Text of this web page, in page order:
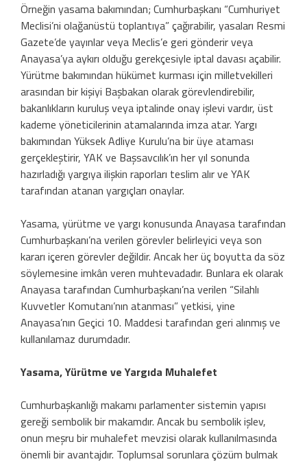
Örneğin yasama bakımından; Cumhurbaşkanı “Cumhuriyet
Meclisi’ni olağanüstü toplantıya” çağırabilir, yasaları Resmi
Gazete’de yayınlar veya Meclis’e geri gönderir veya
Anayasa’ya aykırı olduğu gerekçesiyle iptal davası açabilir.
Yürütme bakımından hükümet kurması için milletvekilleri
arasından bir kişiyi Başbakan olarak görevlendirebilir,
bakanlıkların kuruluş veya iptalinde onay işlevi vardır, üst
kademe yöneticilerinin atamalarında imza atar. Yargı
bakımından Yüksek Adliye Kurulu’na bir üye ataması
gerçekleştirir, YAK ve Başsavcılık’ın her yıl sonunda
hazırladığı yargıya ilişkin raporları teslim alır ve YAK
tarafından atanan yargıçları onaylar.
Yasama, yürütme ve yargı konusunda Anayasa tarafından
Cumhurbaşkanı’na verilen görevler belirleyici veya son
kararı içeren görevler değildir. Ancak her üç boyutta da söz
söylemesine imkân veren muhtevadadır. Bunlara ek olarak
Anayasa tarafından Cumhurbaşkanı’na verilen “Silahlı
Kuvvetler Komutanı’nın atanması” yetkisi, yine
Anayasa’nın Geçici 10. Maddesi tarafından geri alınmış ve
kullanılamaz durumdadır.
Yasama, Yürütme ve Yargıda Muhalefet
Cumhurbaşkanlığı makamı parlamenter sistemin yapısı
gereği sembolik bir makamdır. Ancak bu sembolik işlev,
onun meşru bir muhalefet mevzisi olarak kullanılmasında
önemli bir avantajdır. Toplumsal sorunlara çözüm bulmak